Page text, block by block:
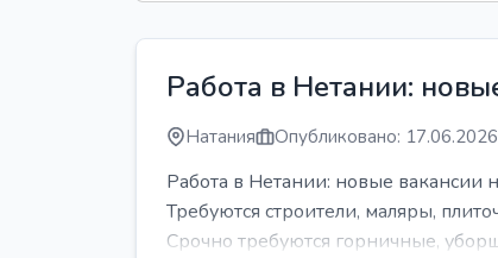
Работа в Нетании:
Натания Опубликовано: 17.06.2026
Работа в Нетании: новые вакансии
Требуются строители, маляры,
Срочно требуются горничные,